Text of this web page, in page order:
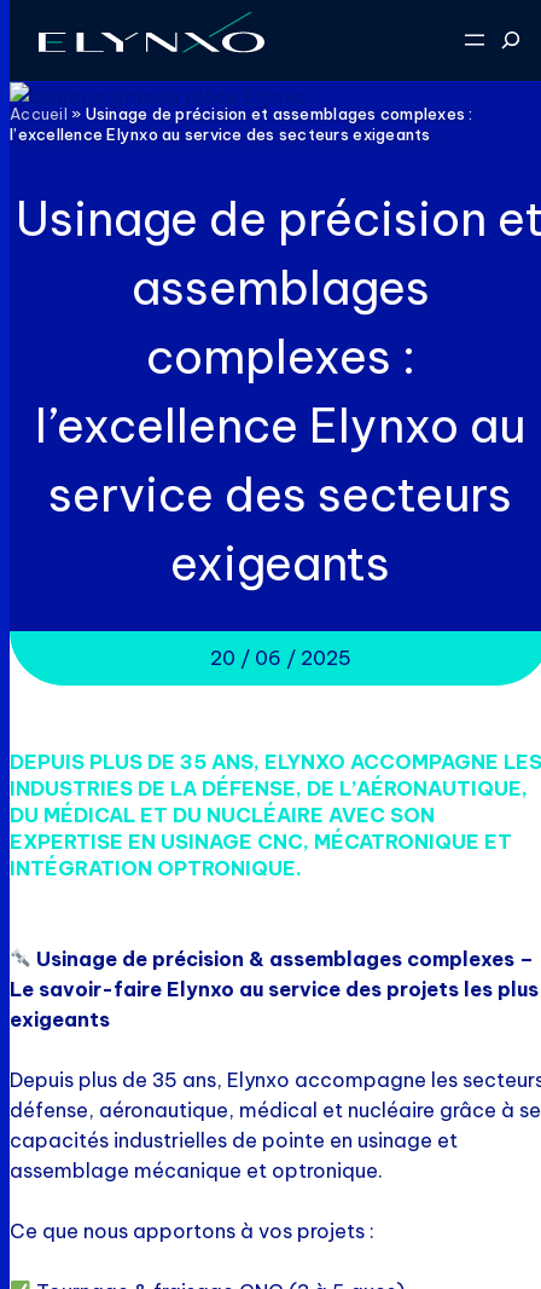
contenu
Accueil »Usinage de précision et assemblages complexes :
l’excellence Elynxo au service des secteurs exigeants
Usinage de précision
assemblages
complexes :
l’excellence Elynxo au
service des secteurs
exigeants
20 / 06 / 2025
DEPUIS PLUS DE 35 ANS, ELYNXO ACCOMPAGNE LES
INDUSTRIES DE LA DÉFENSE, DE L’AÉRONAUTIQUE,
DU MÉDICAL ET DU NUCLÉAIRE AVEC SON
EXPERTISE EN USINAGE CNC, MÉCATRONIQUE ET
INTÉGRATION OPTRONIQUE.
Usinage de précision & assemblages complexes –
Le savoir-faire Elynxo au service des projets les plus
exigeants
Depuis plus de 35 ans, Elynxo accompagne les
défense, aéronautique, médical et nucléaire grâce à
capacités industrielles de pointe en usinage et
assemblage mécanique et optronique.
Ce que nous apportons à vos projets :